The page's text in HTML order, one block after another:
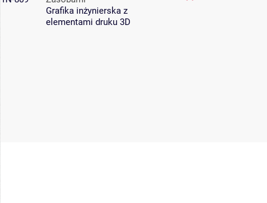
Grafika inżynierska z
elementami druku 3D